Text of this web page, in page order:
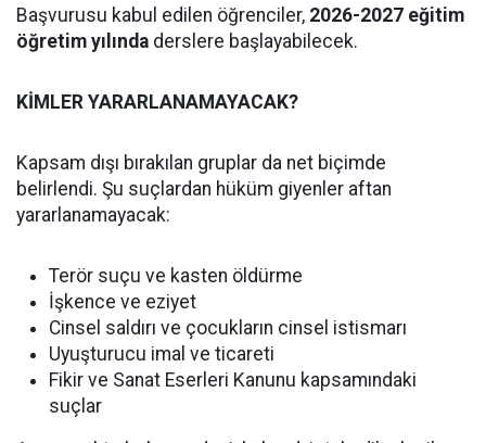
Başvurusu kabul edilen öğrenciler, 2026-2027 eğitim
öğretim yılında derslere başlayabilecek.
KİMLER YARARLANAMAYACAK?
Kapsam dışı bırakılan gruplar da net biçimde
belirlendi. Şu suçlardan hüküm giyenler aftan
yararlanamayacak:
Terör suçu ve kasten öldürme
İşkence ve eziyet
Cinsel saldırı ve çocukların cinsel istismarı
Uyuşturucu imal ve ticareti
Fikir ve Sanat Eserleri Kanunu kapsamındaki
suçlar